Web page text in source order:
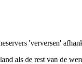
'verversen'
als de rest van de